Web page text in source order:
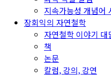
지속가능성 개념어
장회익의 자연철학
자연철학 이야기 대
책
논문
칼럼, 강의, 강연